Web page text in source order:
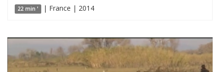
22 min ' | France | 2014